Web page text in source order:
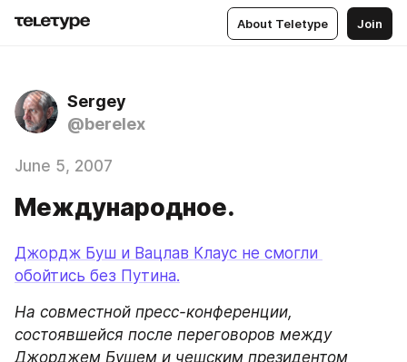
About Teletype Join
Sergey
@berelex
June 5, 2007
Международное.
Джордж Буш и Вацлав Клаус не смогли
обойтись без Путина.
На совместной пресс-конференции,
состоявшейся после переговоров между
Джорджем Бушем и чешским президентом